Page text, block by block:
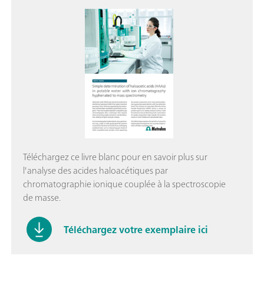
Téléchargez ce livre blanc pour en savoir plus sur
l'analyse des acides haloacétiques par
chromatographie ionique couplée à la spectroscopie
de masse.
Téléchargez votre exemplaire ici